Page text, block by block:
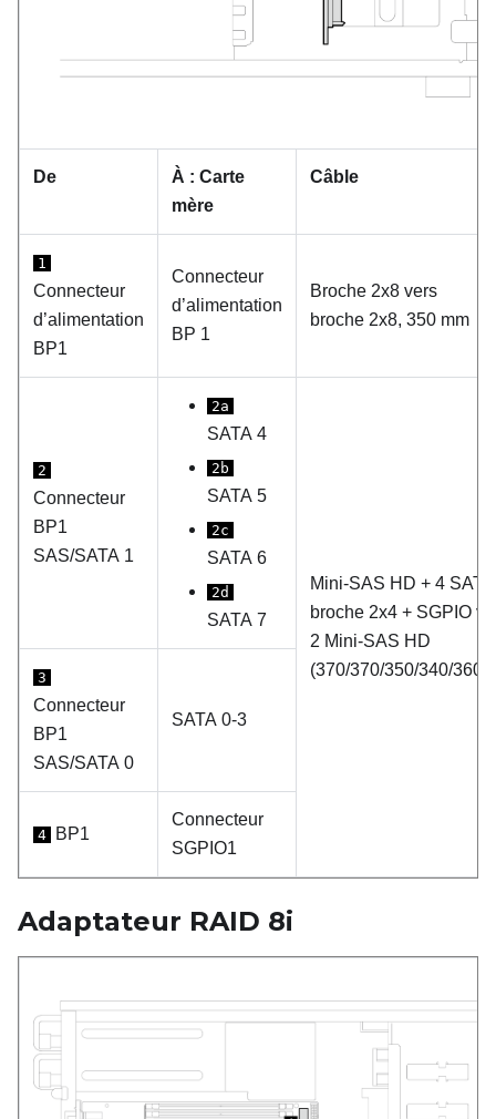
De À : Carte
mère
Câble
1
Connecteur
d’alimentation
BP1
Connecteur
d’alimentation
BP 1
Broche 2x8 vers
broche 2x8, 350 mm
2
Connecteur
BP1
SAS/SATA 1
2a
SATA 4
2b
SATA 5
2c
SATA 6
2d
SATA 7
Mini-SAS HD + 4
broche 2x4 + SGPIO
2 Mini-SAS HD
(370/370/350/340/360/
3
Connecteur
BP1
SAS/SATA 0
SATA 0-3
4 BP1
Connecteur
SGPIO1
Adaptateur RAID 8i